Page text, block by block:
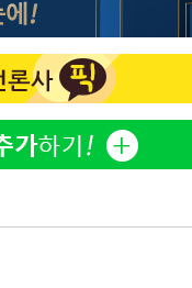
망
2
3
'
4